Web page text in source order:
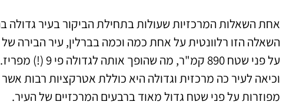
לחצו
פה!
אחת השאלות המרכזיות שעולות בתחילת הביקור בעיר גדולה
השאלה הזו רלוונטית על אחת כמה וכמה בברלין, עיר הבירה
וכיאה לעיר כה מרכזית וגדולה היא כוללת אטרקציות רבות אשר
מפוזרות על פני שטח גדול מאוד ברבעים המרכזיים של העיר.